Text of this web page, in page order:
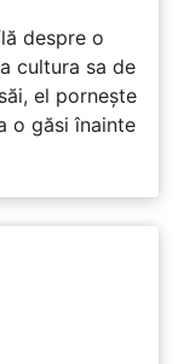
despre o
cultura sa de
el pornește
o găsi înainte